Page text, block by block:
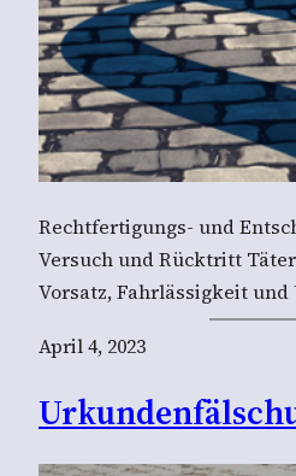
Rechtfertigungs- und
Versuch und Rücktritt
Vorsatz, Fahrlässigkeit und
April 4, 2023